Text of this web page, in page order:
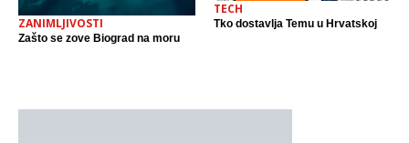
ZANIMLJIVOSTI
Zašto se zove Biograd na moru
TECH
Tko dostavlja Temu u Hrvatskoj